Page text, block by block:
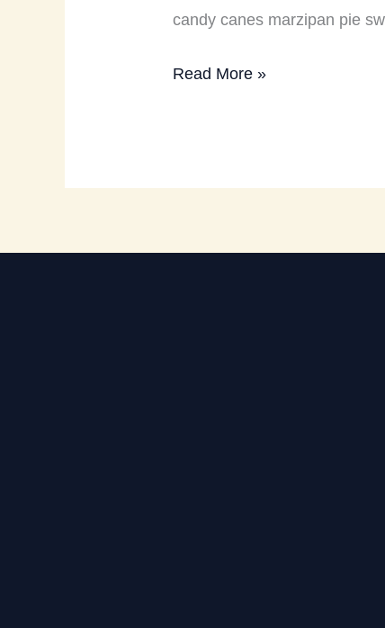
candy canes marzipan pie
Read More »